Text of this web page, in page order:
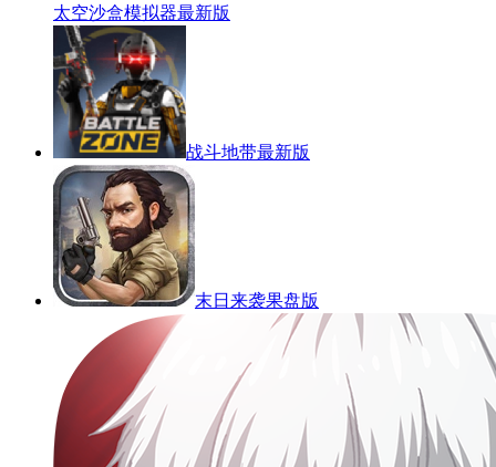
太空沙盒模拟器最新版
战斗地带最新版
末日来袭果盘版